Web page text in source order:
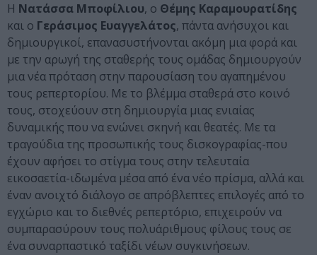
Η Νατάσσα Μποφίλιου, ο Θέμης Καραμουρατίδης
και ο Γεράσιμος Ευαγγελάτος, πάντα ανήσυχοι και
δημιουργικοί, επανασυστήνονται ακόμη μια φορά και
με την αρωγή της σταθερής τους ομάδας δημιουργούν
μια νέα πρόταση στην παρουσίαση του αγαπημένου
τους ρεπερτορίου. Με το βλέμμα σταθερά στο κοινό
τους, στοχεύουν στη δημιουργία μιας ενιαίας
δυναμικής που να ενώνει σκηνή και θεατές. Με τα
τραγούδια της προσωπικής τους δισκογραφίας-που
έχουν αφήσει το στίγμα τους στην τελευταία
εικοσαετία-ιδωμένα μέσα από ένα νέο πρίσμα, αλλά και
έναν ανοιχτό διάλογο σε απρόβλεπτες επιλογές από το
εγχώριο και το διεθνές ρεπερτόριο, επιχειρούν να
συμπαρασύρουν τους πολυάριθμους φίλους τους σε
ένα συναρπαστικό ταξίδι νέων συγκινήσεων.